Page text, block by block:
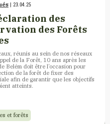
| 23.04.25
des
des Forêts
réunis au sein de nos réseaux
de la Forêt, 10 ans après les
Belém doit être l’occasion pour
de la forêt de fixer des
afin de garantir que les objectifs
atteints.
et forêts